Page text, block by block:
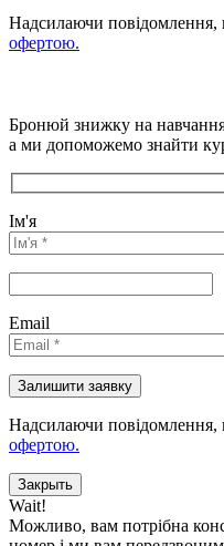
Надсилаючи
офертою.
Бронюй знижку на
а ми допоможемо знайти
Ім'я
Email
Надсилаючи
офертою.
Закрыть
Wait!
Можливо, вам потрібна